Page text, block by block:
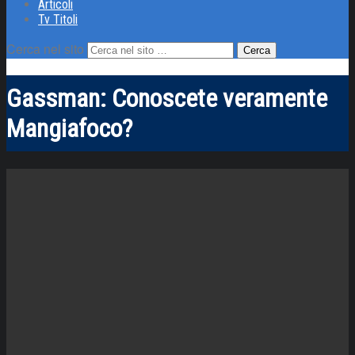
Articoli
Tv Titoli
Cerca nel sito
Gassman: Conoscete veramente
Mangiafoco?